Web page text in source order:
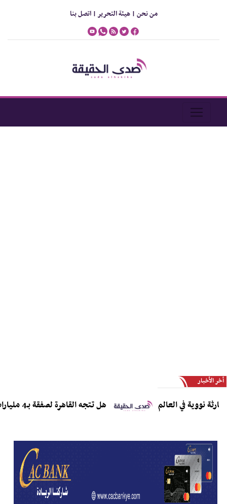
من نحن |هيئة التحرير |اتصل بنا
أخر الأخبار
في العالم هل تتجه القاهرة لصفقة بـ4 مليارات دولار لاقتناء مقاتلات J-10CE وJ-35؟